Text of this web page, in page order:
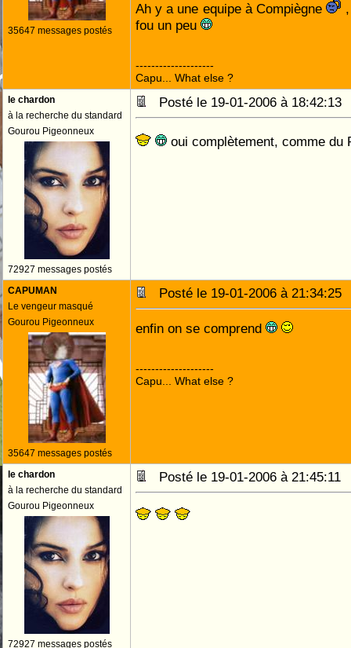
35647 messages postés
Ah y a une equipe à Compiègne
fou un peu
--------------------
Capu... What else ?
le chardon
à la recherche du standard
Gourou Pigeonneux
72927 messages postés
Posté le 19-01-2006 à
oui complètement, comme du
CAPUMAN
Le vengeur masqué
Gourou Pigeonneux
35647 messages postés
Posté le 19-01-2006 à
enfin on se comprend
--------------------
Capu... What else ?
le chardon
à la recherche du standard
Gourou Pigeonneux
72927 messages postés
Posté le 19-01-2006 à